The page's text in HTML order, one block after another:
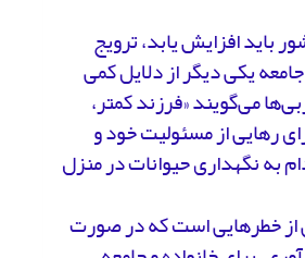
باید افزایش یابد، ترویج
یکی دیگر از دلایل کمی
می‌گویند «فرزند کمتر،
رهایی از مسئولیت خود و
به نگهداری حیوانات در منزل
از خطرهایی است که در صورت